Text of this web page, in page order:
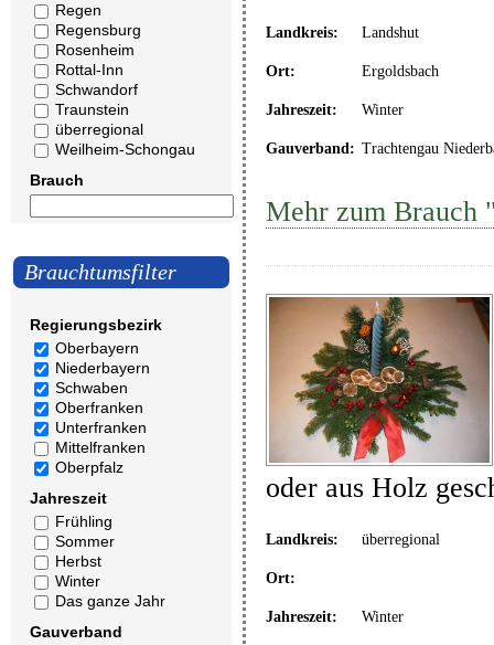
Regen
Regensburg
Rosenheim
Rottal-Inn
Schwandorf
Traunstein
überregional
Weilheim-Schongau
Brauch
Brauchtumsfilter
Regierungsbezirk
Oberbayern
Niederbayern
Schwaben
Oberfranken
Unterfranken
Mittelfranken
Oberpfalz
Jahreszeit
Frühling
Sommer
Herbst
Winter
Das ganze Jahr
Gauverband
Landkreis: Landshut
Ort: Ergoldsbach
Jahreszeit: Winter
Gauverband: Trachtengau
Mehr zum Brauch
oder aus Holz
Landkreis: überregional
Ort:
Jahreszeit: Winter